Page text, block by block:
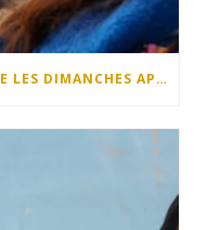
QUELQU’UN DEVRAIT INTERDIRE LES DIMANCHES APRÈS-MIDI